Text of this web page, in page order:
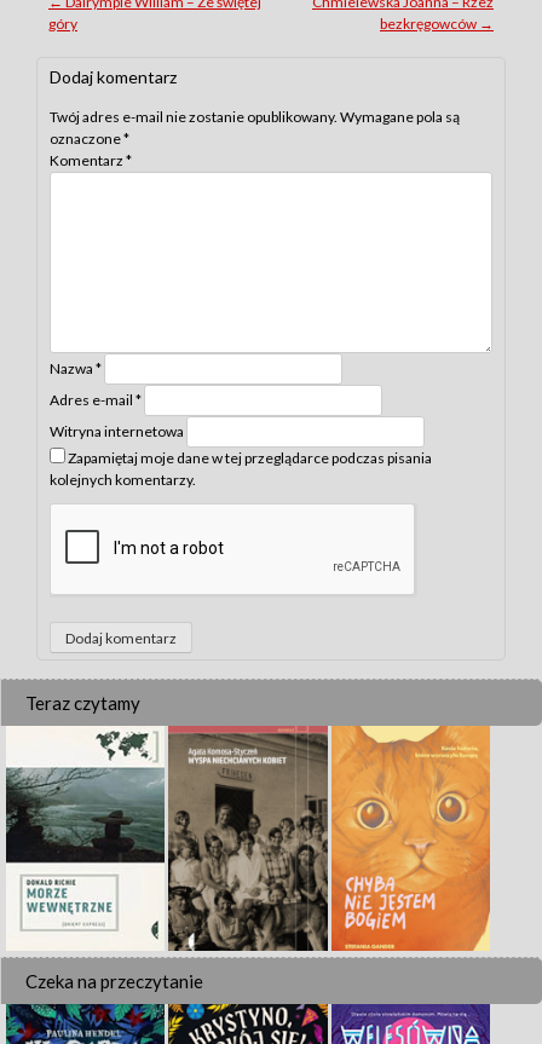
navigation
góry
bezkręgowców →
Dodaj komentarz
Twój adres e-mail nie zostanie opublikowany. Wymagane pola są
oznaczone*
Komentarz *
Nazwa *
Adres e-mail *
Witryna internetowa
Zapamiętaj moje dane w tej przeglądarce podczas pisania
kolejnych komentarzy.
Teraz czytamy
Czeka na przeczytanie